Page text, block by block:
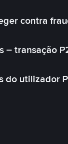
contra
– transação
do utilizador